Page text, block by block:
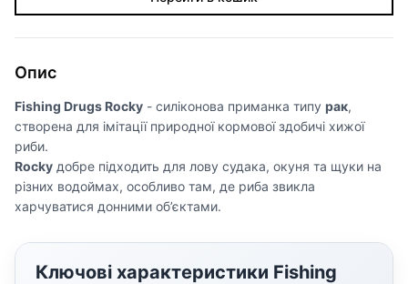
Опис
Fishing Drugs Rocky - силіконова приманка типу рак,
створена для імітації природної кормової здобичі хижої
риби.
Rocky добре підходить для лову судака, окуня та щуки на
різних водоймах, особливо там, де риба звикла
харчуватися донними об’єктами.
Ключові характеристики Fishing